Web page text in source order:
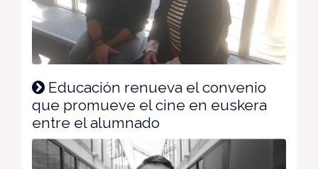
Educación renueva el convenio
que promueve el cine en euskera
entre el alumnado